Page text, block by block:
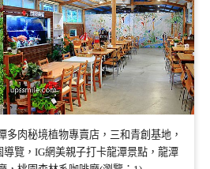
多肉秘境植物專賣店，三和青創基地，
覽，IG網美親子打卡龍潭景點，龍潭